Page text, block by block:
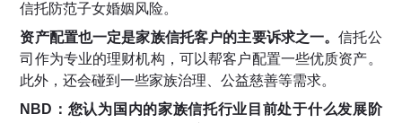
信托防范子女婚姻风险。
资产配置也一定是家族信托客户的主要诉求之一。信托公
司作为专业的理财机构，可以帮客户配置一些优质资产。
此外，还会碰到一些家族治理、公益慈善等需求。
NBD：您认为国内的家族信托行业目前处于什么发展阶